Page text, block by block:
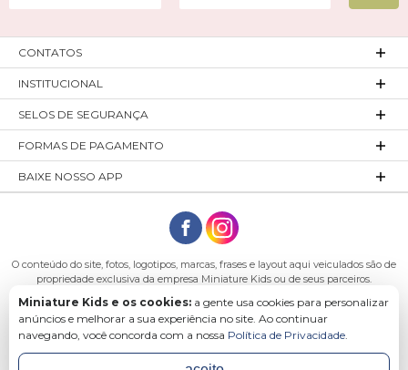
CONTATOS
INSTITUCIONAL
SELOS DE SEGURANÇA
FORMAS DE PAGAMENTO
BAIXE NOSSO APP
O conteúdo do site, fotos, logotipos, marcas, frases e layout aqui veiculados são de
propriedade exclusiva da empresa Miniature Kids ou de seus parceiros.
Todos os direitos reservados. Platinum Indústria de Confecções LTDA - CNPJ:
27.180.131/0001-54 Endereço: Rod. Ivo Silveira, n° 7505 - Bateias, Gaspar - SC, 89113-
040
Miniature Kids e os cookies: a gente usa cookies para personalizar
anúncios e melhorar a sua experiência no site. Ao continuar
navegando, você concorda com a nossa Política de Privacidade.